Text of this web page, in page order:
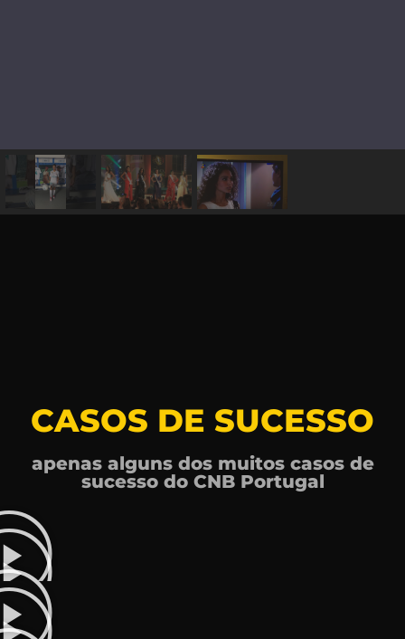
CASOS DE SUCESSO
apenas alguns dos muitos casos de
sucesso do CNB Portugal